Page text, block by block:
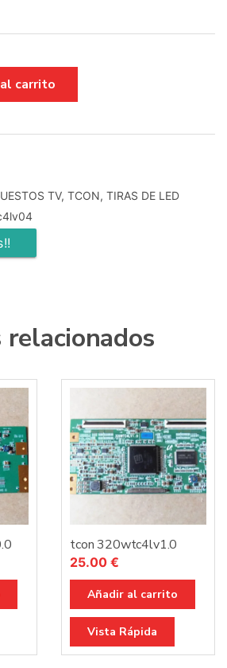
carrito
TV, TCON, TIRAS DE LED
tcon 320wtc4lv1.0
25.00 €
Añadir al carrito
Vista Rápida